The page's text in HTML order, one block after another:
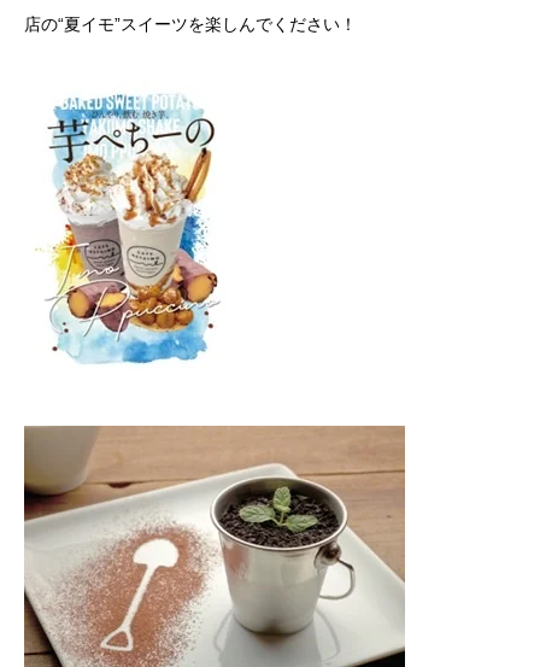
店の“夏イモ”スイーツを楽しんでください！